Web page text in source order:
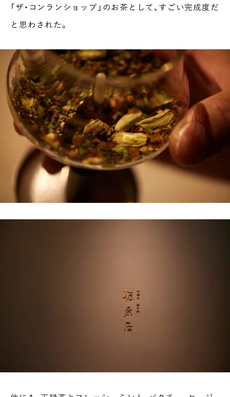
「ザ・コンランショップ」のお茶として、すごい完成度だ
と思わされた。